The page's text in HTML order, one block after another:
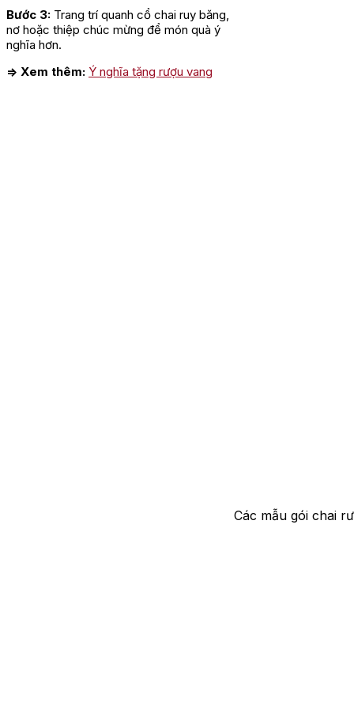
Bước 3: Trang trí quanh cổ chai ruy băng,
nơ hoặc thiệp chúc mừng để món quà ý
nghĩa hơn.
=> Xem thêm: Ý nghĩa tặng rượu vang
Các mẫu gói chai